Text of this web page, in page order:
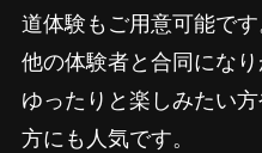
道体験もご用意可能で
他の体験者と合同にな
ゆったりと楽しみたい
方にも人気です。